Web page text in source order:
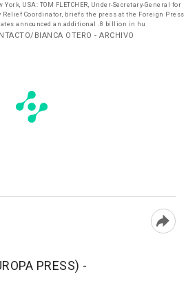
USA: TOM FLETCHER, Under-Secretary-General for
Coordinator, briefs the press at the Foreign Press
announced an additional .8 billion in hu
BIANCA OTERO - ARCHIVO
PRESS) -